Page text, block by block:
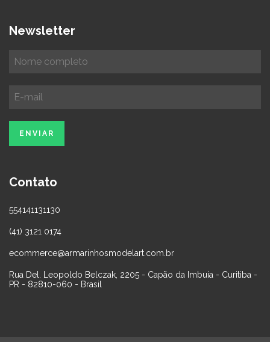
Newsletter
Contato
554141131130
(41) 3121 0174
ecommerce@armarinhosmodelart.com.br
Rua Del. Leopoldo Belczak, 2205 - Capão da Imbuia - Curitiba -
PR - 82810-060 - Brasil